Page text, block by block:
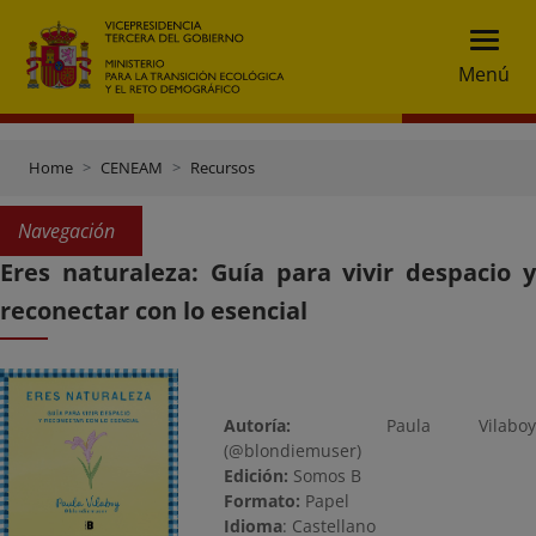
Menú
Home CENEAM Recursos
Navegación
Eres naturaleza: Guía para vivir despacio y
reconectar con lo esencial
Autoría: Paula Vilaboy
(@blondiemuser)
Edición: Somos B
Formato: Papel
Idioma: Castellano